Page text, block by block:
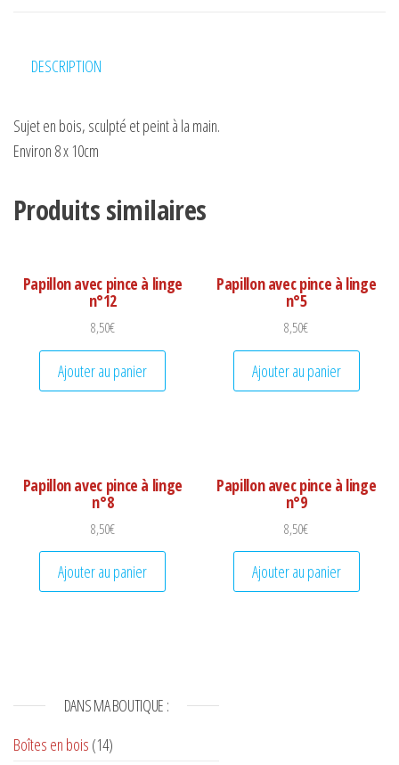
DESCRIPTION
Sujet en bois, sculpté et peint à la main.
Environ 8 x 10cm
Produits similaires
Papillon avec pince à linge
n°12
8,50€
Ajouter au panier
Papillon avec pince à linge
n°5
8,50€
Ajouter au panier
Papillon avec pince à linge
n°8
8,50€
Ajouter au panier
Papillon avec pince à linge
n°9
8,50€
Ajouter au panier
DANS MA BOUTIQUE :
Boîtes en bois (14)